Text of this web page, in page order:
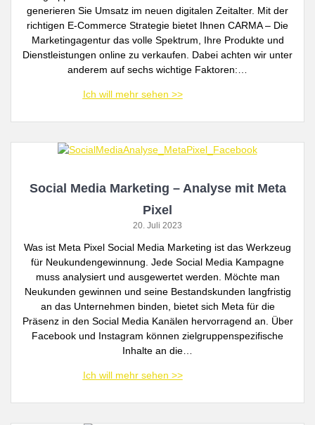
generieren Sie Umsatz im neuen digitalen Zeitalter. Mit der
richtigen E-Commerce Strategie bietet Ihnen CARMA – Die
Marketingagentur das volle Spektrum, Ihre Produkte und
Dienstleistungen online zu verkaufen. Dabei achten wir unter
anderem auf sechs wichtige Faktoren:…
Social Media Marketing – Analyse mit Meta
Pixel
20. Juli 2023
Was ist Meta Pixel Social Media Marketing ist das Werkzeug
für Neukundengewinnung. Jede Social Media Kampagne
muss analysiert und ausgewertet werden. Möchte man
Neukunden gewinnen und seine Bestandskunden langfristig
an das Unternehmen binden, bietet sich Meta für die
Präsenz in den Social Media Kanälen hervorragend an. Über
Facebook und Instagram können zielgruppenspezifische
Inhalte an die…